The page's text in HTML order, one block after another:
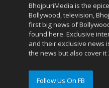
BhojpuriMedia is the
Bollywood, television,
first big news of
found here. Exclusive
and their exclusive news
the news but also cover it
Follow Us On FB